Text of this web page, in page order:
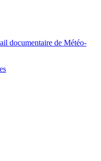
documentaire de Météo-